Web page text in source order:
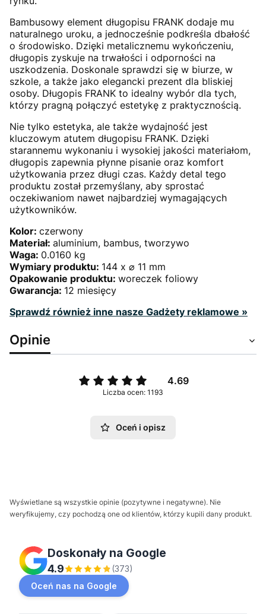
Bambusowy element długopisu FRANK dodaje mu
naturalnego uroku, a jednocześnie podkreśla dbałość
o środowisko. Dzięki metalicznemu wykończeniu,
długopis zyskuje na trwałości i odporności na
uszkodzenia. Doskonale sprawdzi się w biurze, w
szkole, a także jako elegancki prezent dla bliskiej
osoby. Długopis FRANK to idealny wybór dla tych,
którzy pragną połączyć estetykę z praktycznością.
Nie tylko estetyka, ale także wydajność jest
kluczowym atutem długopisu FRANK. Dzięki
starannemu wykonaniu i wysokiej jakości materiałom,
długopis zapewnia płynne pisanie oraz komfort
użytkowania przez długi czas. Każdy detal tego
produktu został przemyślany, aby sprostać
oczekiwaniom nawet najbardziej wymagających
użytkowników.
Kolor: czerwony
Materiał: aluminium, bambus, tworzywo
Waga: 0.0160 kg
Wymiary produktu: 144 x ⌀ 11 mm
Opakowanie produktu: woreczek foliowy
Gwarancja: 12 miesięcy
Sprawdź również inne nasze Gadżety reklamowe »
Opinie
4.69
Liczba ocen: 1193
Oceń i opisz
Wyświetlane są wszystkie opinie (pozytywne i negatywne). Nie
weryfikujemy, czy pochodzą one od klientów, którzy kupili dany produkt.